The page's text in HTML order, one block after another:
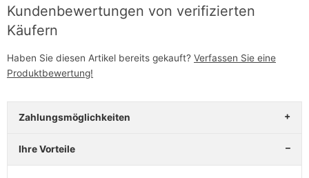
Kundenbewertungen von verifizierten
Käufern
Haben Sie diesen Artikel bereits gekauft? Verfassen Sie eine
Produktbewertung!
Zahlungsmöglichkeiten
Ihre Vorteile